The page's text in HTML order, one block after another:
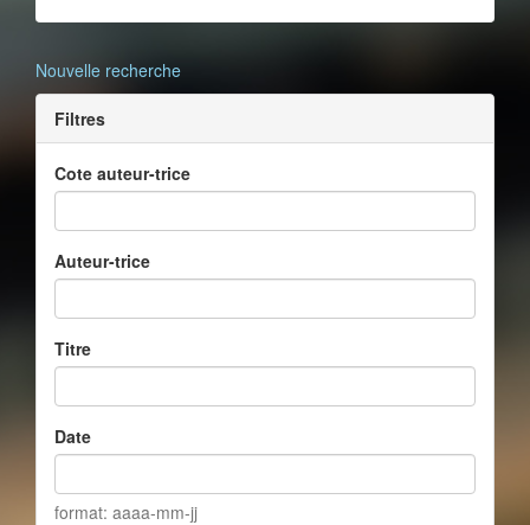
Nouvelle recherche
Filtres
Cote auteur-trice
Auteur-trice
Titre
Date
format: aaaa-mm-jj